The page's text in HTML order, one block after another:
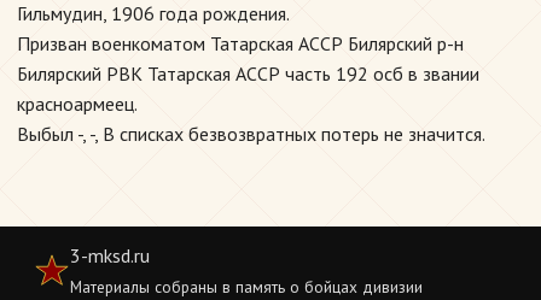
Гильмудин, 1906 года рождения.
Призван военкоматом Татарская АССР Билярский р-н
Билярский РВК Татарская АССР часть 192 осб в звании
красноармеец.
Выбыл -, -, В списках безвозвратных потерь не значится.
3-mksd.ru
Материалы собраны в память о бойцах дивизии